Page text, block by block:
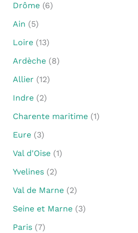
Drôme(6)
Ain (5)
Loire(13)
Ardèche(8)
Allier (12)
Indre(2)
Charente maritime(1)
Eure(3)
Val d'Oise(1)
Yvelines(2)
Val de Marne(2)
Seine et Marne(3)
Paris(7)